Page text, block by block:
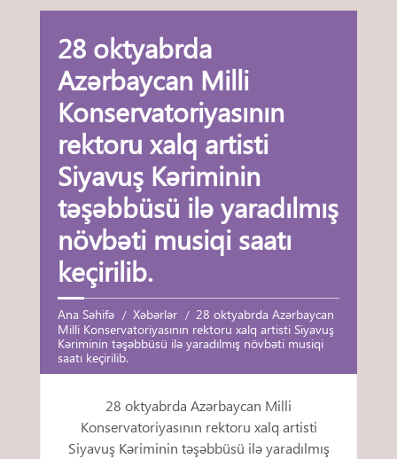
28 oktyabrda
Azərbaycan Milli
Konservatoriyasının
rektoru xalq artisti
Siyavuş Kəriminin
təşəbbüsü ilə yaradılmış
növbəti musiqi saatı
keçirilib.
Ana Səhifə Xəbərlər
28 oktyabrda Azərbaycan
Milli Konservatoriyasının rektoru xalq artisti Siyavuş
Kəriminin təşəbbüsü ilə yaradılmış növbəti musiqi
saatı keçirilib.
28 oktyabrda Azərbaycan Milli
Konservatoriyasının rektoru xalq artisti
Siyavuş Kəriminin təşəbbüsü ilə yaradılmış